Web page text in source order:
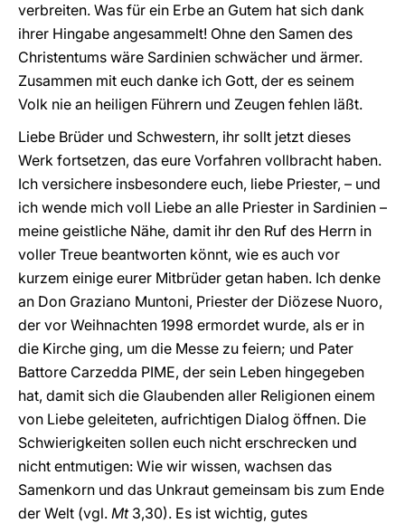
verbreiten. Was für ein Erbe an Gutem hat sich dank
ihrer Hingabe angesammelt! Ohne den Samen des
Christentums wäre Sardinien schwächer und ärmer.
Zusammen mit euch danke ich Gott, der es seinem
Volk nie an heiligen Führern und Zeugen fehlen läßt.
Liebe Brüder und Schwestern, ihr sollt jetzt dieses
Werk fortsetzen, das eure Vorfahren vollbracht haben.
Ich versichere insbesondere euch, liebe Priester, – und
ich wende mich voll Liebe an alle Priester in Sardinien –
meine geistliche Nähe, damit ihr den Ruf des Herrn in
voller Treue beantworten könnt, wie es auch vor
kurzem einige eurer Mitbrüder getan haben. Ich denke
an Don Graziano Muntoni, Priester der Diözese Nuoro,
der vor Weihnachten 1998 ermordet wurde, als er in
die Kirche ging, um die Messe zu feiern; und Pater
Battore Carzedda PIME, der sein Leben hingegeben
hat, damit sich die Glaubenden aller Religionen einem
von Liebe geleiteten, aufrichtigen Dialog öffnen. Die
Schwierigkeiten sollen euch nicht erschrecken und
nicht entmutigen: Wie wir wissen, wachsen das
Samenkorn und das Unkraut gemeinsam bis zum Ende
der Welt (vgl. Mt3,30). Es ist wichtig, gutes